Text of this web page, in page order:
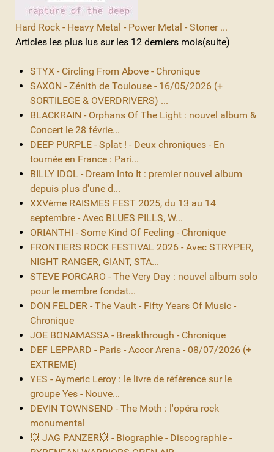
Hard Rock - Heavy Metal - Power Metal - Stoner ...
Articles les plus lus sur les 12 derniers mois(suite)
STYX - Circling From Above - Chronique
SAXON - Zénith de Toulouse - 16/05/2026 (+
SORTILEGE & OVERDRIVERS) ...
BLACKRAIN - Orphans Of The Light : nouvel album &
Concert le 28 févrie...
DEEP PURPLE - Splat ! - Deux chroniques - En
tournée en France : Pari...
BILLY IDOL - Dream Into It : premier nouvel album
depuis plus d'une d...
XXVème RAISMES FEST 2025, du 13 au 14
septembre - Avec BLUES PILLS, W...
ORIANTHI - Some Kind Of Feeling - Chronique
FRONTIERS ROCK FESTIVAL 2026 - Avec STRYPER,
NIGHT RANGER, GIANT, STA...
STEVE PORCARO - The Very Day : nouvel album solo
pour le membre fondat...
DON FELDER - The Vault - Fifty Years Of Music -
Chronique
JOE BONAMASSA - Breakthrough - Chronique
DEF LEPPARD - Paris - Accor Arena - 08/07/2026 (+
EXTREME)
YES - Aymeric Leroy : le livre de référence sur le
groupe Yes - Nouve...
DEVIN TOWNSEND - The Moth : l'opéra rock
monumental
💥 JAG PANZER💥 - Biographie - Discographie -